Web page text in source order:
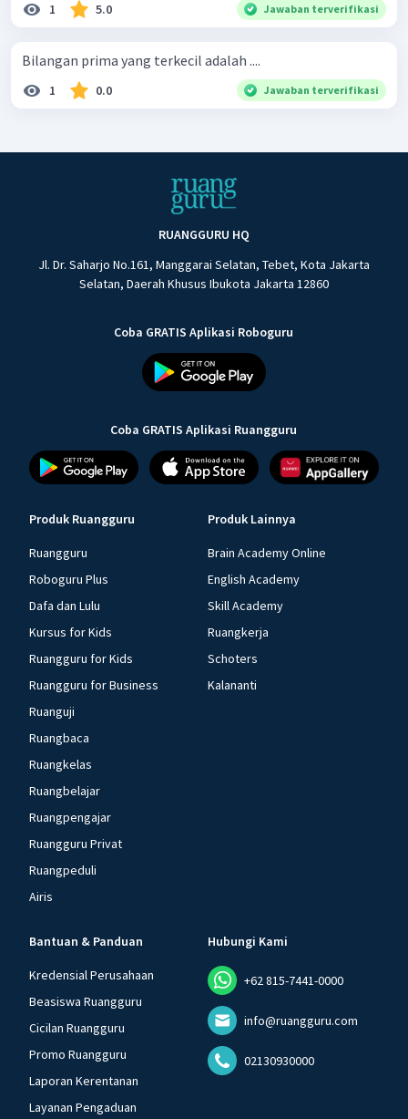
1 5.0 Jawaban terverifikasi
Bilangan prima yang terkecil adalah ....
1 0.0 Jawaban terverifikasi
RUANGGURU HQ
Jl. Dr. Saharjo No.161, Manggarai Selatan, Tebet, Kota Jakarta
Selatan, Daerah Khusus Ibukota Jakarta 12860
Coba GRATIS Aplikasi Roboguru
Coba GRATIS Aplikasi Ruangguru
Produk Ruangguru
Ruangguru
Roboguru Plus
Dafa dan Lulu
Kursus for Kids
Ruangguru for Kids
Ruangguru for Business
Ruanguji
Ruangbaca
Ruangkelas
Ruangbelajar
Ruangpengajar
Ruangguru Privat
Ruangpeduli
Airis
Produk Lainnya
Brain Academy Online
English Academy
Skill Academy
Ruangkerja
Schoters
Kalananti
Bantuan & Panduan
Kredensial Perusahaan
Beasiswa Ruangguru
Cicilan Ruangguru
Promo Ruangguru
Laporan Kerentanan
Layanan Pengaduan
Hubungi Kami
+62 815-7441-0000
info@ruangguru.com
02130930000